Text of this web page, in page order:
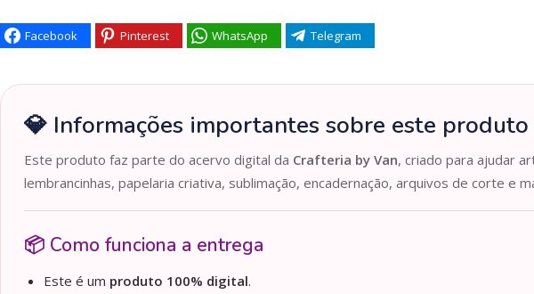
Facebook Pinterest WhatsApp Telegram
💎 Informações importantes sobre este
Este produto faz parte do acervo digital da Crafteria by Van, criado para ajudar
lembrancinhas, papelaria criativa, sublimação, encadernação, arquivos de corte e
📦 Como funciona a entrega
Este é um produto 100% digital.